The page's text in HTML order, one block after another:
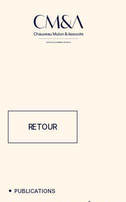
RETOUR
• PUBLICATIONS